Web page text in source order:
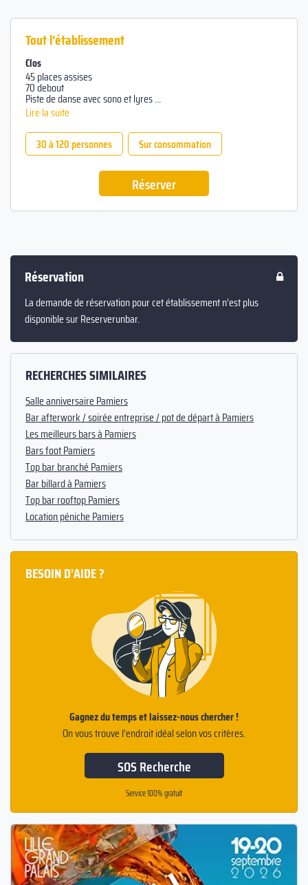
Tout l'établissement
Clos
45 places assises
70 debout
Piste de danse avec sono et lyres
Toutes boissons licence 4
Salle fumeur à l’intérieur
Lire la suite
30 à 120 personnes
Sur consommation
Réserver
Réservation
La demande de réservation pour cet établissement n’est plus
disponible sur Reserverunbar.
RECHERCHES SIMILAIRES
Salle anniversaire Pamiers
Bar afterwork / soirée entreprise / pot de départ à Pamiers
Les meilleurs bars à Pamiers
Bars foot Pamiers
Top bar branché Pamiers
Bar billard à Pamiers
Top bar rooftop Pamiers
Location péniche Pamiers
BESOIN D'AIDE ?
Gagnez du temps et laissez-nous chercher !
On vous trouve l’endroit idéal selon vos critères.
SOS Recherche
Service 100% gratuit